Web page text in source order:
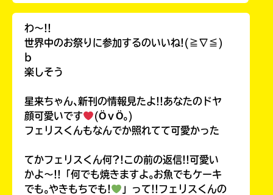
わ〜!!
世界中のお祭りに参加するのいいね!(≧∇≦)
b
楽しそう
星来ちゃん､新刊の情報見たよ!!あなたのドヤ
顔可愛いです
(ӦｖӦ｡)
フェリスくんもなんでか照れてて可愛かった
てかフェリスくん何?!この前の返信!!可愛い
かよ〜!!「何でも焼きますよ｡お魚でもケーキ
でも｡やきもちでも!
」って!!フェリスくんの